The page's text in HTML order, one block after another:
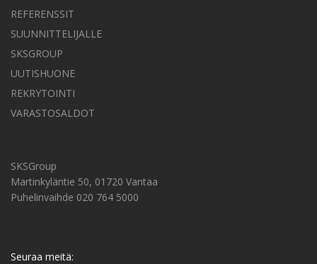
REFERENSSIT
SUUNNITTELIJALLE
SKSGROUP
UUTISHUONE
REKRYTOINTI
VARASTOSALDOT
SKSGroup
Martinkyläntie 50, 01720 Vantaa
Puhelinvaihde 020 764 5000
Seuraa meitä: